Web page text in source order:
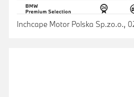
Inchcape Motor Polska Sp.zo.o.,